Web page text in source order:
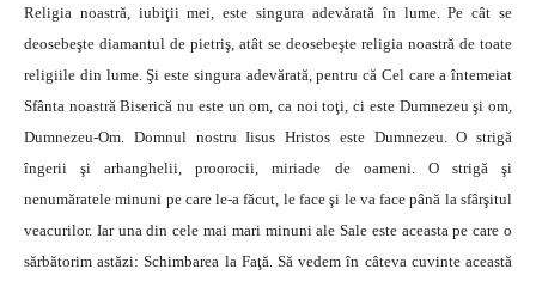
Religia noastră, iubiţii mei, este singura adevărată în lume. Pe cât se
deosebeşte diamantul de pietriş, atât se deosebeşte religia noastră de toate
religiile din lume. Şi este singura adevărată, pentru că Cel care a întemeiat
Sfânta noastră Biserică nu este un om, ca noi toţi, ci este Dumnezeu şi om,
Dumnezeu-Om. Domnul nostru Iisus Hristos este Dumnezeu. O strigă
îngerii şi arhanghelii, proorocii, miriade de oameni. O strigă şi
nenumăratele minuni pe care le-a făcut, le face şi le va face până la sfârşitul
veacurilor. Iar una din cele mai mari minuni ale Sale este aceasta pe care o
sărbătorim astăzi: Schimbarea la Faţă. Să vedem în câteva cuvinte această